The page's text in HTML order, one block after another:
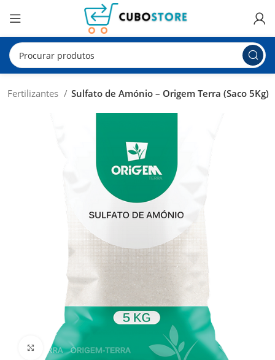
Fertilizantes Sulfato de Amónio – Origem Terra (Saco 5Kg)
Clique para ampliar